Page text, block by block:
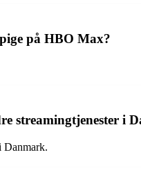
på HBO Max?
streamingtjenester i
Danmark.